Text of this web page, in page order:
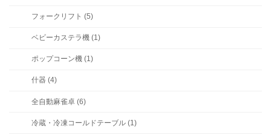
フォークリフト (5)
ベビーカステラ機 (1)
ポップコーン機 (1)
什器 (4)
全自動麻雀卓 (6)
冷蔵・冷凍コールドテーブル (1)